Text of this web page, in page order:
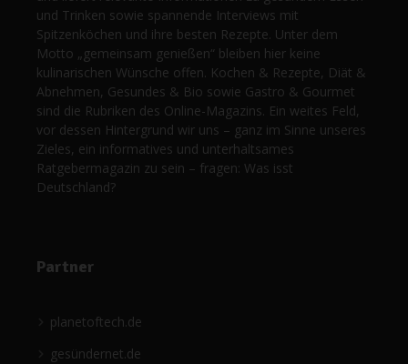
und Trinken sowie spannende Interviews mit
Spitzenköchen und ihre besten Rezepte. Unter dem
Motto „gemeinsam genießen“ bleiben hier keine
kulinarischen Wünsche offen. Kochen & Rezepte, Diät &
Abnehmen, Gesundes & Bio sowie Gastro & Gourmet
sind die Rubriken des Online-Magazins. Ein weites Feld,
vor dessen Hintergrund wir uns – ganz im Sinne unseres
Zieles, ein informatives und unterhaltsames
Ratgebermagazin zu sein – fragen: Was isst
Deutschland?
Partner
planetoftech.de
gesündernet.de